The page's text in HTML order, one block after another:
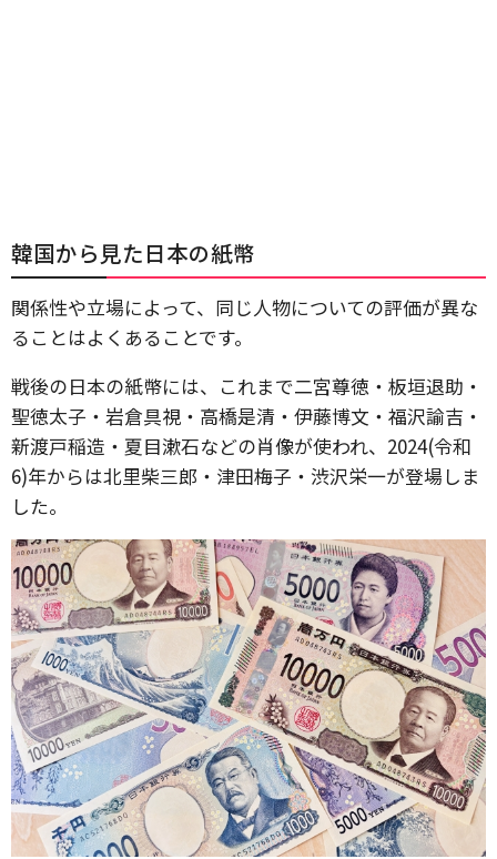
韓国から見た日本の紙幣
関係性や立場によって、同じ人物についての評価が異な
ることはよくあることです。
戦後の日本の紙幣には、これまで二宮尊徳・板垣退助・
聖徳太子・岩倉具視・高橋是清・伊藤博文・福沢諭吉・
新渡戸稲造・夏目漱石などの肖像が使われ、2024(令和
6)年からは北里柴三郎・津田梅子・渋沢栄一が登場しま
した。